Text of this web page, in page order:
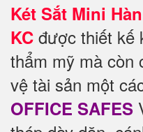
Két Sắt Mini
KC được thiết kế
thẩm mỹ mà còn
vệ tài sản một
OFFICE SAFES